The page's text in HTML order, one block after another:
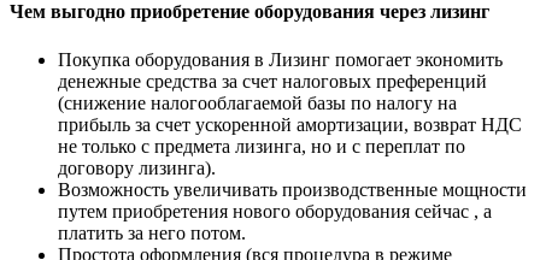
Чем выгодно приобретение оборудования через лизинг
Покупка оборудования в Лизинг помогает экономить
денежные средства за счет налоговых преференций
(снижение налогооблагаемой базы по налогу на
прибыль за счет ускоренной амортизации, возврат НДС
не только с предмета лизинга, но и с переплат по
договору лизинга).
Возможность увеличивать производственные мощности
путем приобретения нового оборудования сейчас , а
платить за него потом.
Простота оформления (вся процедура в режиме